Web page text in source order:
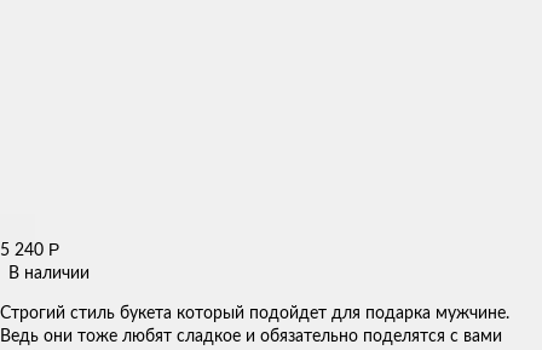
5 240 Р
В наличии
Строгий стиль букета который подойдет для подарка мужчине.
Ведь они тоже любят сладкое и обязательно поделятся с вами